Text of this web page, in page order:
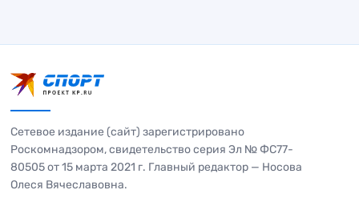
Сетевое издание (сайт) зарегистрировано
Роскомнадзором, свидетельство серия Эл № ФС77-
80505 от 15 марта 2021 г. Главный редактор — Носова
Олеся Вячеславовна.